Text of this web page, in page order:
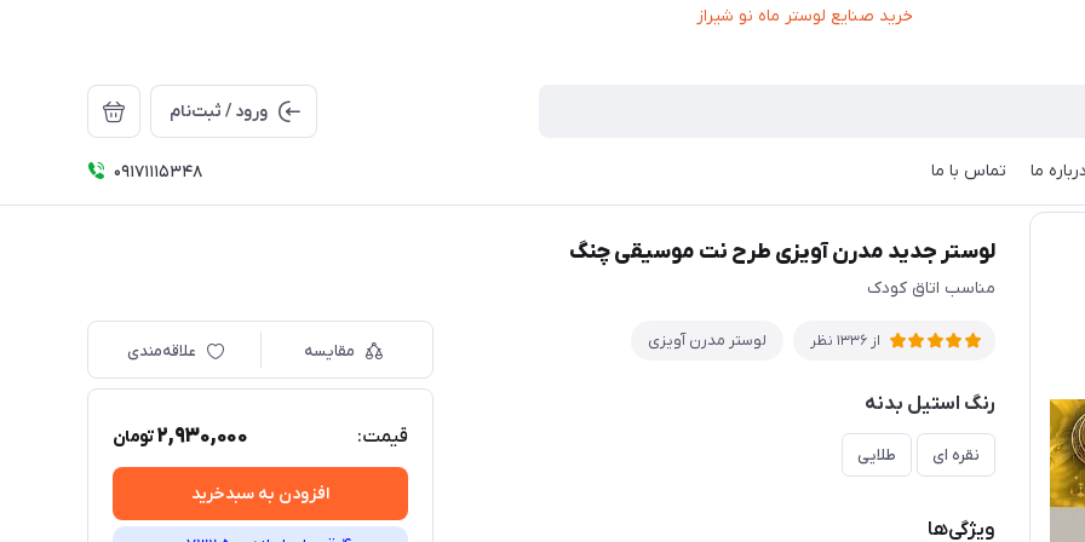
ورود / ثبت‌نام
درباره ما تماس با ما 09171115348 جدید مدرن آویزی طرح نت موسیقی چنگ
لوستر جدید مدرن آویزی طرح نت موسیقی چنگ
مناسب اتاق کودک
از 1336 نظر لوستر مدرن آویزی
رنگ استیل بدنه
نقره ای طلایی
ویژگی‌ها
مقایسه علاقه‌مندی
قیمت: 2,930,000تومان
افزودن به سبدخرید